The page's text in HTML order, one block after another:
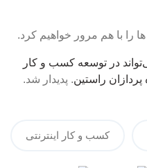
را با هم مرور خواهیم کرد.
در توسعه کسب و کار
پردازان راستین. پدیدار شد.
کسب و کار اینترنتی